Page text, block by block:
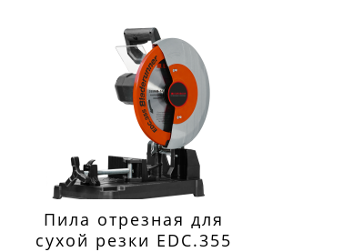
Пила отрезная для
сухой резки EDC.355